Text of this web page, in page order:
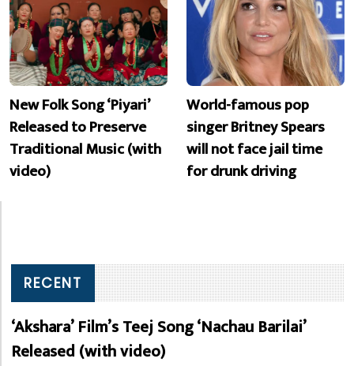
New Folk Song ‘Piyari’
Released to Preserve
Traditional Music (with
video)
World-famous pop
singer Britney Spears
will not face jail time
for drunk driving
RECENT
‘Akshara’ Film’s Teej Song ‘Nachau Barilai’
Released (with video)